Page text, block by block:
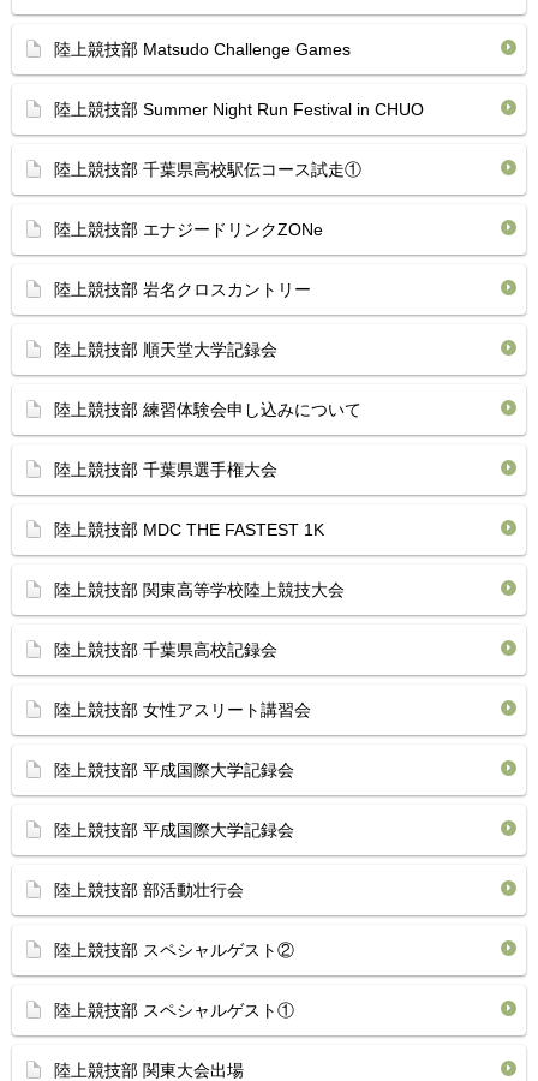
陸上競技部 Matsudo Challenge Games
陸上競技部 Summer Night Run Festival in CHUO
陸上競技部 千葉県高校駅伝コース試走①
陸上競技部 エナジードリンクZONe
陸上競技部 岩名クロスカントリー
陸上競技部 順天堂大学記録会
陸上競技部 練習体験会申し込みについて
陸上競技部 千葉県選手権大会
陸上競技部 MDC THE FASTEST 1K
陸上競技部 関東高等学校陸上競技大会
陸上競技部 千葉県高校記録会
陸上競技部 女性アスリート講習会
陸上競技部 平成国際大学記録会
陸上競技部 平成国際大学記録会
陸上競技部 部活動壮行会
陸上競技部 スペシャルゲスト②
陸上競技部 スペシャルゲスト①
陸上競技部 関東大会出場